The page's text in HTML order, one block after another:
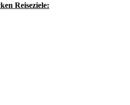
Reiseziele: